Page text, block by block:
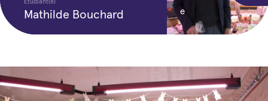
Mathilde Bouchard 3e année